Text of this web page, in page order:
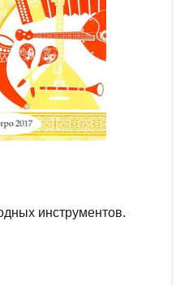
инструментов.